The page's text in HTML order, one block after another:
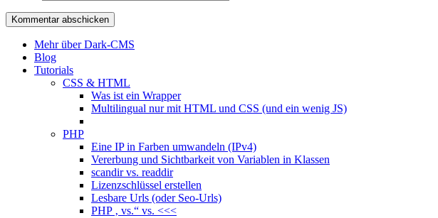
Mehr über Dark-CMS
Blog
Tutorials
CSS & HTML
Was ist ein Wrapper
Multilingual nur mit HTML und CSS (und ein wenig JS)
PHP
Eine IP in Farben umwandeln (IPv4)
Vererbung und Sichtbarkeit von Variablen in Klassen
scandir vs. readdir
Lizenzschlüssel erstellen
Lesbare Urls (oder Seo-Urls)
PHP ‚ vs.“ vs. <<<